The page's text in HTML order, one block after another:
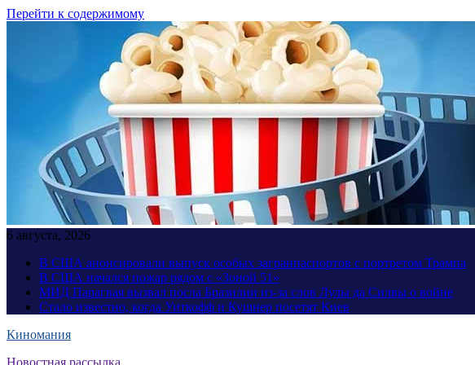
Перейти к содержимому
6 августа, 2026
В США анонсировали выпуск особых загранпаспортов с портретом Трампа
В США начался пожар рядом с «Зоной 51»
МИД Парагвая вызвал посла Бразилии из-за слов Лулы да Силвы о войне
Стало известно, когда Уиткофф и Кушнер посетят Киев
Киномания
Новостная рассылка